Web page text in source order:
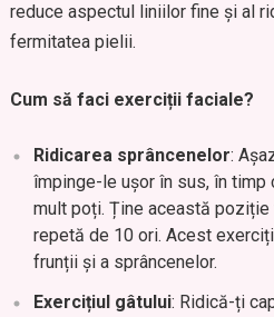
reduce aspectul liniilor fine și al
fermitatea pielii.
Cum să faci exerciții faciale?
Ridicarea sprâncenelor:
împinge-le ușor în sus, în
mult poți. Ține această
repetă de 10 ori. Acest
frunții și a sprâncenelor.
Exercițiul gâtului: Ridică-ți